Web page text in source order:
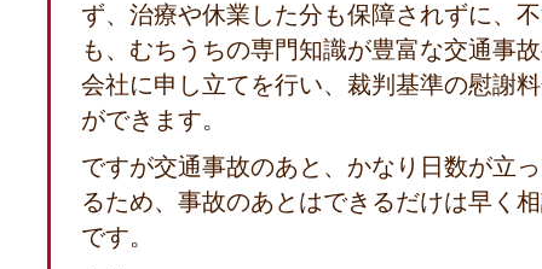
ず、治療や休業した分も保障されずに、
も、むちうちの専門知識が豊富な交通事
会社に申し立てを行い、裁判基準の慰謝
ができます。
ですが交通事故のあと、かなり日数が立
るため、事故のあとはできるだけは早く
です。